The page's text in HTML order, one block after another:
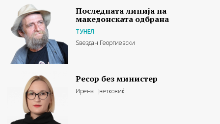
Последната линија на
македонската одбрана
ТУНЕЛ
Ѕвездан Георгиевски
Ресор без министер
Ирена Цветковиќ